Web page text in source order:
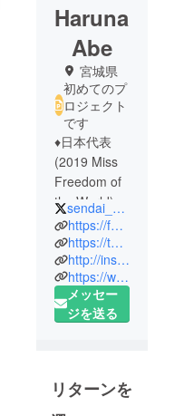
Haruna
Abe
宮城県
初めてのプ
ロジェクト
です
♦︎日本代表
(2019 Miss
Freedom of
the World)
♦︎日本３位&
ミスソー
シャルメ
ディア賞W受
賞(2018
Miss
大会)
♦︎ミス宮城
sendai_haru
https://facebook.com/haruna.abe.186
https://twitter.com/sendai_haru
http://instagram.com/missjapan_harunaabe
https://www.fansnet.jp/missjapan-official/posts
メッセー
ジを送る
リターンを